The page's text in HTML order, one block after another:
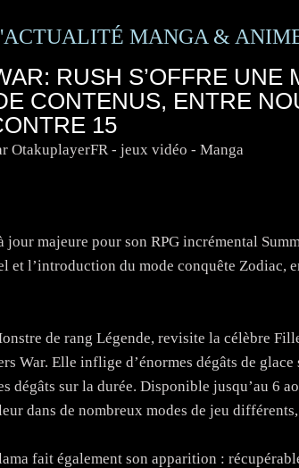
MANGA &
RUSH S’OFFRE UNE
CONTENUS, ENTRE
15
OtakuplayerFR - jeux vidéo - Manga
jour majeure pour son RPG incrémental
et l’introduction du mode conquête Zodiac,
de rang Légende, revisite la célèbre
War. Elle inflige d’énormes dégâts de
dégâts sur la durée. Disponible jusqu’au 6
dans de nombreux modes de jeu
fait également son apparition :